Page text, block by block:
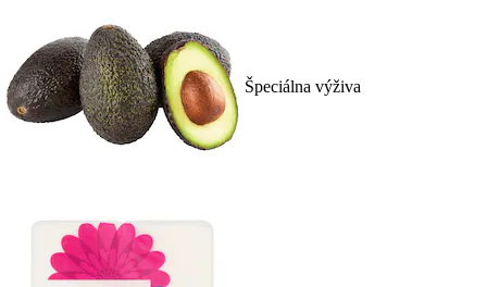
Špeciálna výživa